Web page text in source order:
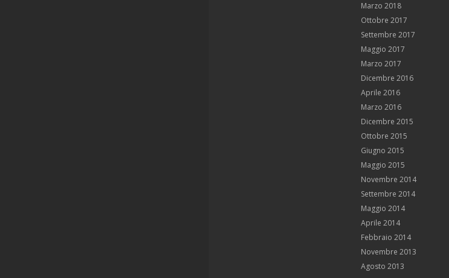
Marzo 2018
Ottobre 2017
Settembre 2017
Maggio 2017
Marzo 2017
Dicembre 2016
Aprile 2016
Marzo 2016
Dicembre 2015
Ottobre 2015
Giugno 2015
Maggio 2015
Novembre 2014
Settembre 2014
Maggio 2014
Aprile 2014
Febbraio 2014
Novembre 2013
Agosto 2013